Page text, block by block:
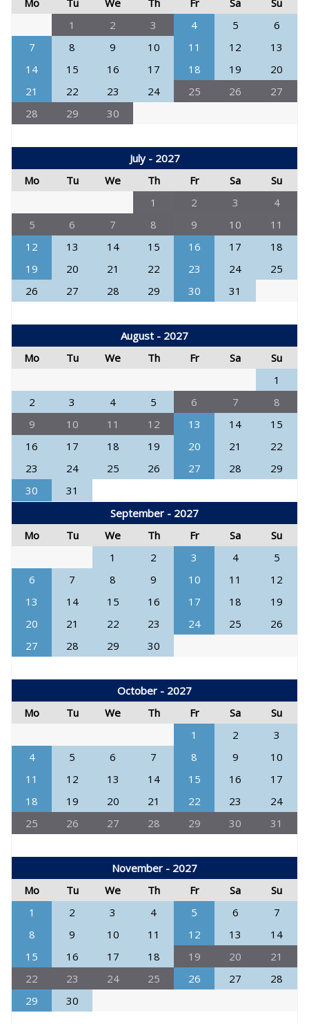
Mo Tu We Th Fr Sa
Su
1
2 3 4 5
6
7
8 9 10 11 12
13
14
15 16 17 18 19
20
21
22 23 24 25 26
27
28
29 30
July - 2027
Mo
Tu We Th Fr Sa
Su
1
2 3
4
5
6 7 8 9 10
11
12
13 14 15 16 17
18
19
20 21 22 23 24
25
26
27 28 29 30 31
August - 2027
Mo
Tu We Th Fr Sa
Su
1
2
3 4 5 6 7
8
9
10 11 12 13 14
15
16
17 18 19 20 21
22
23
24 25 26 27 28
29
30
31
September - 2027
Mo
Tu We Th Fr Sa
Su
1
2 3 4
5
6
7 8 9 10 11
12
13
14 15 16 17 18
19
20
21 22 23 24 25
26
27
28 29 30
October - 2027
Mo
Tu We Th Fr Sa
Su
1
2
3
4
5 6 7 8 9
10
11
12 13 14 15 16
17
18
19 20 21 22 23
24
25
26 27 28 29 30 31
November - 2027
Mo
Tu We Th Fr Sa
Su
1
2 3 4 5 6
7
8
9 10 11 12 13
14
15
16 17 18 19 20
21
22
23 24 25 26 27
28
29
30